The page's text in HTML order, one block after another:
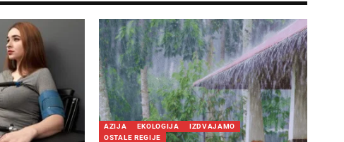
AZIJA EKOLOGIJA
IZDVAJAMO
OSTALE REGIJE